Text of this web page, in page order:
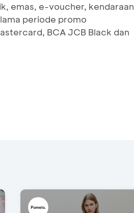
emas, e-voucher, kendaraan
periode promo
BCA JCB Black dan